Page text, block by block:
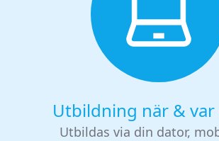
Utbildning när & var
Utbildas via din dator,